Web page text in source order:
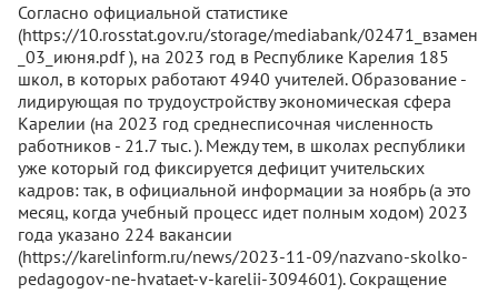
Согласно официальной статистике
(https://10.rosstat.gov.ru/storage/mediabank/02471_взамен
_03_июня.pdf ), на 2023 год в Республике Карелия 185
школ, в которых работают 4940 учителей. Образование -
лидирующая по трудоустройству экономическая сфера
Карелии (на 2023 год среднесписочная численность
работников - 21.7 тыс. ). Между тем, в школах республики
уже который год фиксируется дефицит учительских
кадров: так, в официальной информации за ноябрь (а это
месяц, когда учебный процесс идет полным ходом) 2023
года указано 224 вакансии
(https://karelinform.ru/news/2023-11-09/nazvano-skolko-
pedagogov-ne-hvataet-v-karelii-3094601). Сокращение